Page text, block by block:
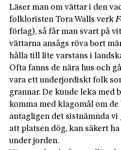
Läser man om vättar i den
folkloristen Tora Walls verk
förlag), så får man svart på
vättarna ansågs röva bort
hålla till lite varstans i
Ofta fanns de nära hus och
vara ett underjordiskt folk
grannar. De kunde leka med
komma med klagomål om
antagligen det sistnämnda
att platsen dög, kan säkert
under jorden.